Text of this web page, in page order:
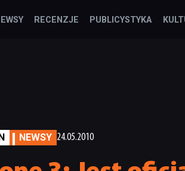
RECENZJE PUBLICYSTYKA
NEWSY 24.05.2010